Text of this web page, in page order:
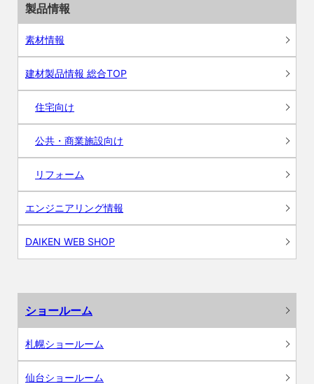
製品情報
素材情報
建材製品情報 総合TOP
住宅向け
公共・商業施設向け
リフォーム
エンジニアリング情報
DAIKEN WEB SHOP
ショールーム
札幌ショールーム
仙台ショールーム